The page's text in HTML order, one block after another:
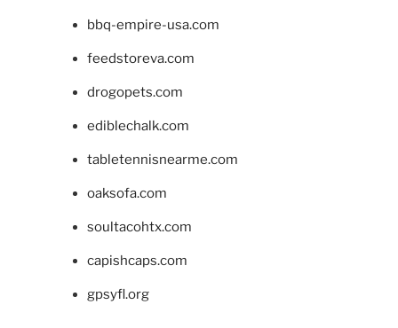
bbq-empire-usa.com
feedstoreva.com
drogopets.com
ediblechalk.com
tabletennisnearme.com
oaksofa.com
soultacohtx.com
capishcaps.com
gpsyfl.org